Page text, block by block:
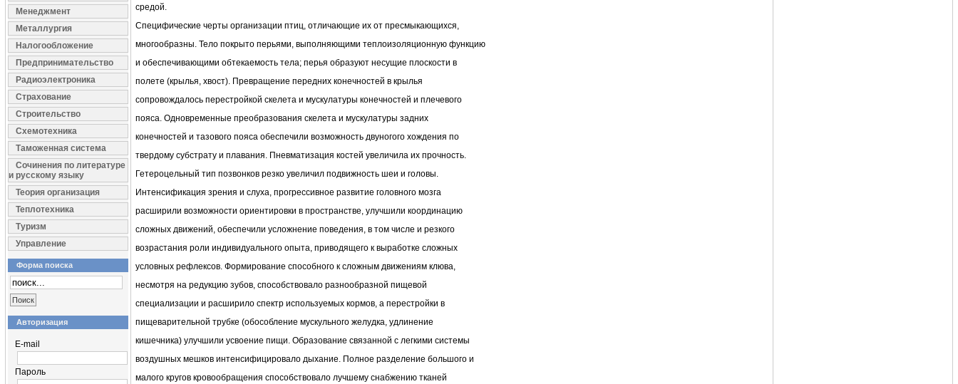
Менеджмент
Металлургия
Налогообложение
Предпринимательство
Радиоэлектроника
Страхование
Строительство
Схемотехника
Таможенная система
Сочинения по литературе
и русскому языку
Теория организация
Теплотехника
Туризм
Управление
Форма поиска
Авторизация
E-mail
Пароль
средой.
Специфические черты организации птиц, отличающие их от пресмыкающихся,
многообразны. Тело покрыто перьями, выполняющими теплоизоляционную функцию
и обеспечивающими обтекаемость тела; перья образуют несущие плоскости в
полете (крылья, хвост). Превращение передних конечностей в крылья
сопровождалось перестройкой скелета и мускулатуры конечностей и плечевого
пояса. Одновременные преобразования скелета и мускулатуры задних
конечностей и тазового пояса обеспечили возможность двуногого хождения по
твердому субстрату и плавания. Пневматизация костей увеличила их прочность.
Гетероцельный тип позвонков резко увеличил подвижность шеи и головы.
Интенсификация зрения и слуха, прогрессивное развитие головного мозга
расширили возможности ориентировки в пространстве, улучшили координацию
сложных движений, обеспечили усложнение поведения, в том числе и резкого
возрастания роли индивидуального опыта, приводящего к выработке сложных
условных рефлексов. Формирование способного к сложным движениям клюва,
несмотря на редукцию зубов, способствовало разнообразной пищевой
специализации и расширило спектр используемых кормов, а перестройки в
пищеварительной трубке (обособление мускульного желудка, удлинение
кишечника) улучшили усвоение пищи. Образование связанной с легкими системы
воздушных мешков интенсифицировало дыхание. Полное разделение большого и
малого кругов кровообращения способствовало лучшему снабжению тканей